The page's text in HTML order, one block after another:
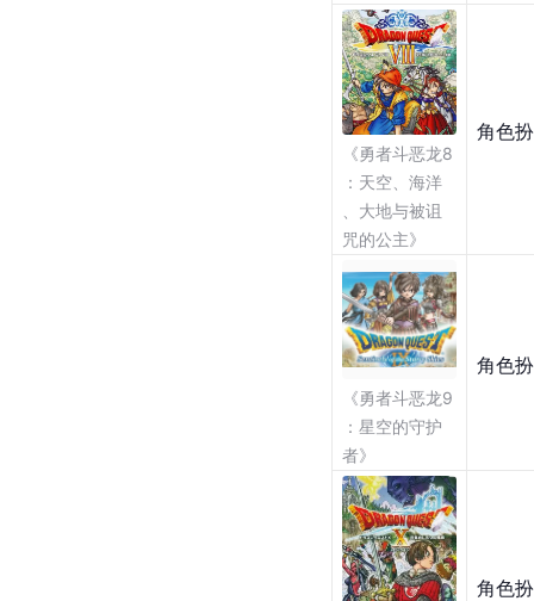
《勇者斗恶龙8
：天空、海洋
、大地与被诅
咒的公主》
角色
《勇者斗恶龙9
：星空的守护
者》
角色
角色